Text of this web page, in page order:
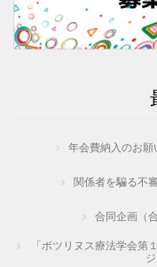
年会費納入のお願
関係者を騙る不
合同企画（
「ボツリヌス療法学会第